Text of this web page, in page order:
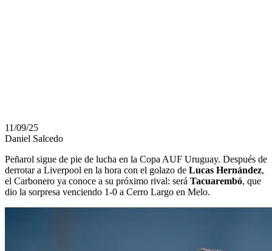
11/09/25
Daniel Salcedo
Peñarol sigue de pie de lucha en la Copa AUF Uruguay. Después de
derrotar a Liverpool en la hora con el golazo de Lucas Hernández,
el Carbonero ya conoce a su próximo rival: será Tacuarembó, que
dio la sorpresa venciendo 1-0 a Cerro Largo en Melo.